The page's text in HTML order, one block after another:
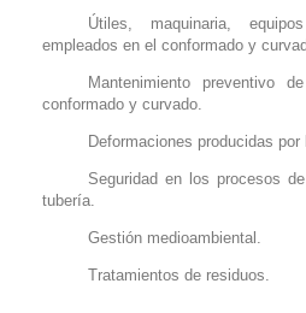
Útiles, maquinaria,
empleados en el conformado y
Mantenimiento preventivo
conformado y curvado.
Deformaciones producidas
Seguridad en los procesos
tubería.
Gestión medioambiental.
Tratamientos de residuos.